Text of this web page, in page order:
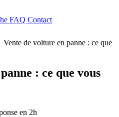
FAQ Contact
Vente de voiture en panne : ce que
: ce que vous
en 2h